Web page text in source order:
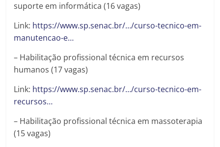
suporte em informática (16 vagas)
Link: https://www.sp.senac.br/…/curso-tecnico-em-
manutencao-e…
– Habilitação profissional técnica em recursos
humanos (17 vagas)
Link: https://www.sp.senac.br/…/curso-tecnico-em-
recursos…
– Habilitação profissional técnica em massoterapia
(15 vagas)